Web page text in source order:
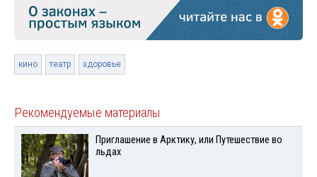
кино театр здоровье
Рекомендуемые материалы
Приглашение в Арктику, или Путешествие во
льдах